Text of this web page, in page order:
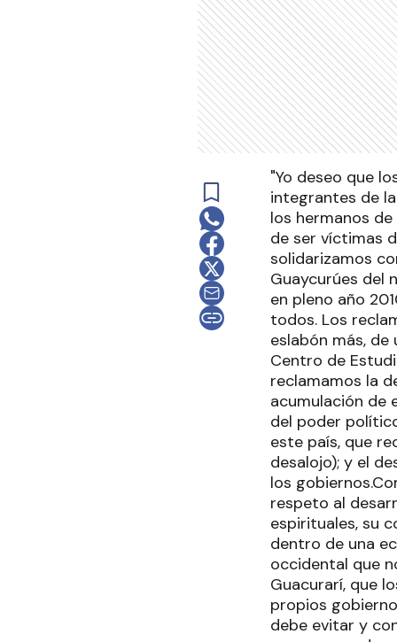
"Yo deseo que
integrantes de
los hermanos
de ser víctimas
solidarizamos
Guaycurúes del
en pleno año
todos. Los
eslabón más,
Centro de
reclamamos la
acumulación de
del poder
este país, que
desalojo); y el
los
respeto al
espirituales, su
dentro de una
occidental que
Guacurarí, que
propios
debe evitar y